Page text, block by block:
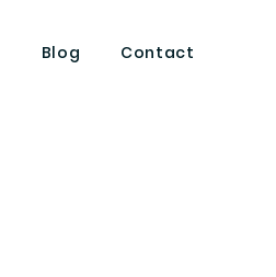
Blog Contact